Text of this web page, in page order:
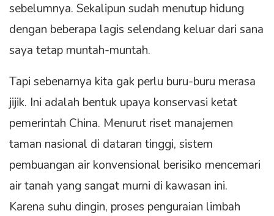
sebelumnya. Sekalipun sudah menutup hidung
dengan beberapa lagis selendang keluar dari sana
saya tetap muntah-muntah.
Tapi sebenarnya kita gak perlu buru-buru merasa
jijik. Ini adalah bentuk upaya konservasi ketat
pemerintah China. Menurut riset manajemen
taman nasional di dataran tinggi, sistem
pembuangan air konvensional berisiko mencemari
air tanah yang sangat murni di kawasan ini.
Karena suhu dingin, proses penguraian limbah